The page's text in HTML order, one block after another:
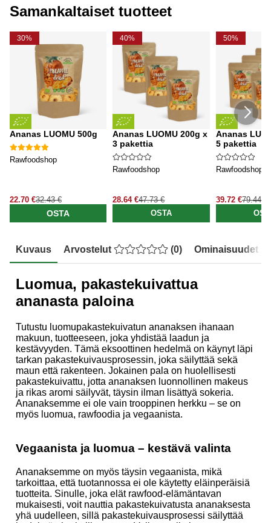
Samankaltaiset tuotteet
30%
Ananas LUOMU 500g
Rawfoodshop
22.70 €32.43 €
OSTA
40%
Ananas LUOMU 200g x
3 pakettia
Rawfoodshop
28.64 €47.73 €
OSTA
50%
Ananas
5 pakettia
Rawfoodshop
39.72 €79.44 €
Kuvaus Arvostelut (0) Ominaisuudet
Luomua, pakastekuivattua
ananasta paloina
Tutustu luomupakastekuivatun ananaksen ihanaan
makuun, tuotteeseen, joka yhdistää laadun ja
kestävyyden. Tämä eksoottinen hedelmä on käynyt läpi
tarkan pakastekuivausprosessin, joka säilyttää sekä
maun että rakenteen. Jokainen pala on huolellisesti
pakastekuivattu, jotta ananaksen luonnollinen makeus
ja rikas aromi säilyvät, täysin ilman lisättyä sokeria.
Ananaksemme ei ole vain trooppinen herkku – se on
myös luomua, rawfoodia ja vegaanista.
Vegaanista ja luomua – kestävä valinta
Ananaksemme on myös täysin vegaanista, mikä
tarkoittaa, että tuotannossa ei ole käytetty eläinperäisiä
tuotteita. Sinulle, joka elät rawfood-elämäntavan
mukaisesti, voit nauttia pakastekuivatusta ananaksesta
yhä uudelleen, sillä pakastekuivausprosessi säilyttää